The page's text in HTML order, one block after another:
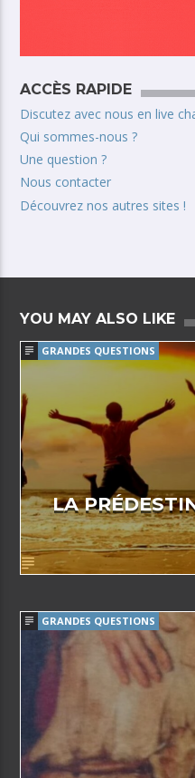
ACCÈS RAPIDE
Discutez avec nous en live
Qui sommes-nous ?
Une question ?
Nous contacter
Découvrez nos autres sites !
YOU MAY ALSO LIKE
GRANDES QUESTIONS
LA
GRANDES QUESTIONS